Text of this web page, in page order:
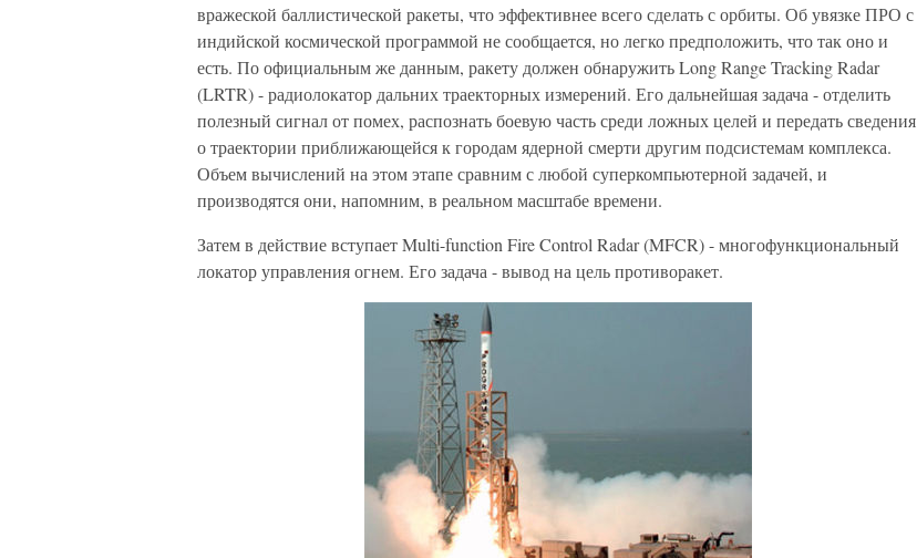
вражеской баллистической ракеты, что эффективнее всего сделать с орбиты. Об увязке ПРО с
индийской космической программой не сообщается, но легко предположить, что так оно и
есть. По официальным же данным, ракету должен обнаружить Long Range Tracking Radar
(LRTR) - радиолокатор дальних траекторных измерений. Его дальнейшая задача - отделить
полезный сигнал от помех, распознать боевую часть среди ложных целей и передать сведения
о траектории приближающейся к городам ядерной смерти другим подсистемам комплекса.
Объем вычислений на этом этапе сравним с любой суперкомпьютерной задачей, и
производятся они, напомним, в реальном масштабе времени.
Затем в действие вступает Multi-function Fire Control Radar (MFCR) - многофункциональный
локатор управления огнем. Его задача - вывод на цель противоракет.